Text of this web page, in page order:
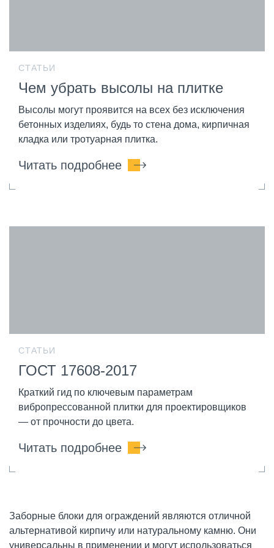
СТАТЬИ
Чем убрать высолы на плитке
Высолы могут проявится на всех без исключения
бетонных изделиях, будь то стена дома, кирпичная
кладка или тротуарная плитка.
Читать подробнее
СТАТЬИ
ГОСТ 17608-2017
Краткий гид по ключевым параметрам
вибропрессованной плитки для проектировщиков
— от прочности до цвета.
Читать подробнее
Заборные блоки для ограждений являются отличной
альтернативой кирпичу или натуральному камню. Они
универсальны в применении и могут использоваться